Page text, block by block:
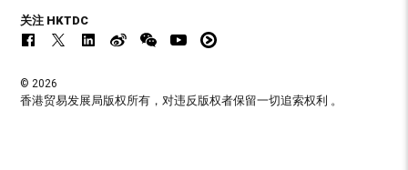
关注 HKTDC
© 2026
香港贸易发展局版权所有，对违反版权者保留一切追索权利 。